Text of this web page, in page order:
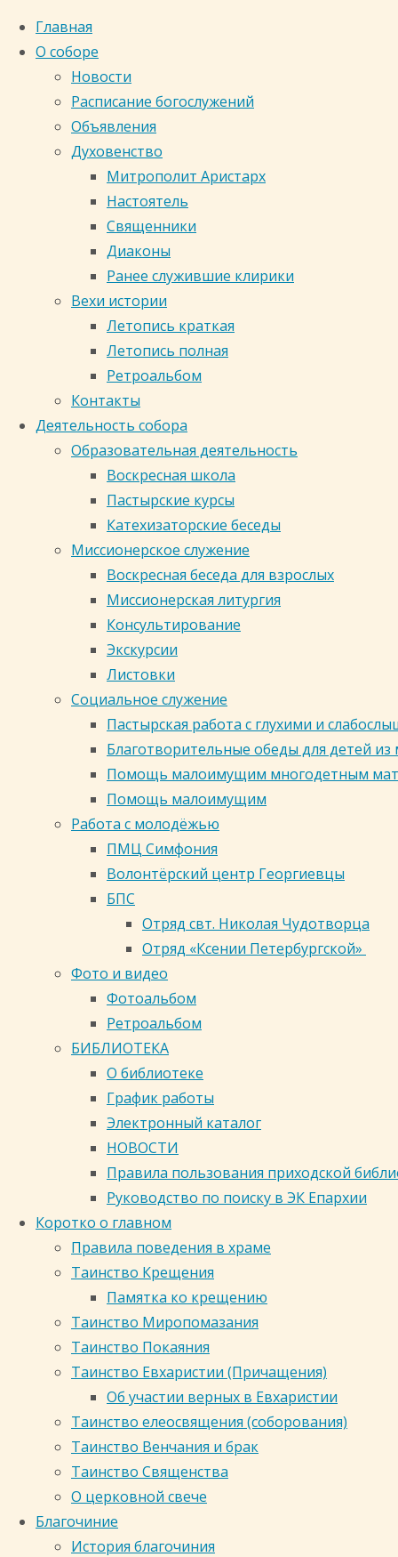
Главная
О соборе
Новости
Расписание богослужений
Объявления
Духовенство
Митрополит Аристарх
Настоятель
Священники
Диаконы
Ранее служившие клирики
Вехи истории
Летопись краткая
Летопись полная
Ретроальбом
Контакты
Деятельность собора
Образовательная деятельность
Воскресная школа
Пастырские курсы
Катехизаторские беседы
Миссионерское служение
Воскресная беседа для взрослых
Миссионерская литургия
Консультирование
Экскурсии
Листовки
Социальное служение
Пастырская работа с глухими и
Благотворительные обеды для детей
Помощь малоимущим многодетным
Помощь малоимущим
Работа с молодёжью
ПМЦ Симфония
Волонтёрский центр Георгиевцы
БПС
Отряд свт. Николая Чудотворца
Отряд «Ксении Петербургской»
Фото и видео
Фотоальбом
Ретроальбом
БИБЛИОТЕКА
О библиотеке
График работы
Электронный каталог
НОВОСТИ
Правила пользования приходской
Руководство по поиску в ЭК Епархии
Коротко о главном
Правила поведения в храме
Таинство Крещения
Памятка ко крещению
Таинство Миропомазания
Таинство Покаяния
Таинство Евхаристии (Причащения)
Об участии верных в Евхаристии
Таинство елеосвящения (соборования)
Таинство Венчания и брак
Таинство Священства
О церковной свече
Благочиние
История благочиния
Главная
ПОЗДРАВЛЕНИЕ
СВЯТЕЙШЕГО
ПАТРИАРХА
МОСКОВСКОГО
МОЛОДЕЖИ
Новости
ПОЗДРАВЛЕНИЕ
СВЯТЕЙШЕГО
ПАТРИАРХА
МОСКОВСКОГО
И
ВСЕЯ
РУСИ
КИРИЛЛА
С
ДНЕМ
МОЛОДЕЖИ
от
Знаменский
собор
27.06.2026
27.06.2026
Кафедральный собор
в честь иконы Божией
Матери "Знамение" г.
Кемерово
Россия, Кемеровская область,
Кемерово, Центральный район,
Соборная улица, 24
zsoborkem@mail.ru 8 (3842) 35-71-
35, 35-71-51
Кузбасская митрополия
Православная молодежь Кузбасса
Общецерковные Интернет-
ресурсы
Plus
Перейти к верхней панели
Войти
Регистрация
Православный календарь на
сегодня
В-Православии.рф